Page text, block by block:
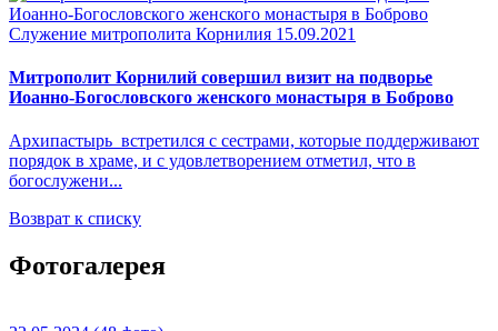
Служение митрополита Корнилия 15.09.2021
Митрополит Корнилий совершил визит на подворье
Иоанно-Богословского женского монастыря в Боброво
Архипастырь встретился с сестрами, которые поддерживают
порядок в храме, и с удовлетворением отметил, что в
богослужени...
Возврат к списку
Фотогалерея